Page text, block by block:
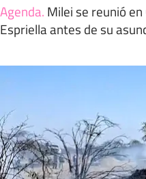
Agenda. Milei se reunió
Espriella antes de su